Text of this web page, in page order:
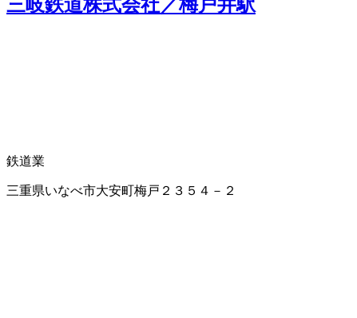
三岐鉄道株式会社／梅戸井駅
鉄道業
三重県いなべ市大安町梅戸２３５４－２